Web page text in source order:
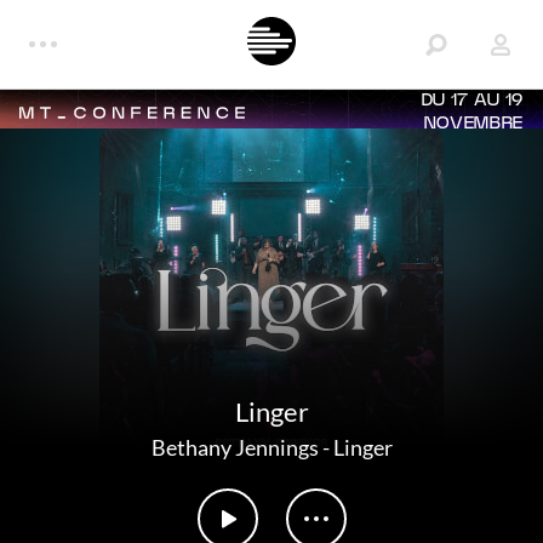
DU 17 AU 19
NOVEMBRE
Linger
Bethany Jennings-Linger